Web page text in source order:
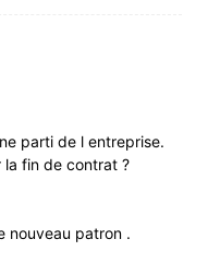
parti de l entreprise.
fin de contrat ?
nouveau patron .